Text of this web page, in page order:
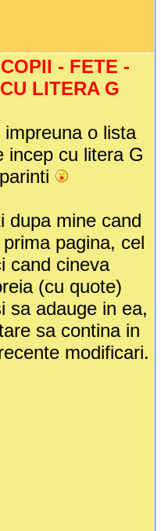
- FETE -
LITERA G
o lista
incep cu litera G
dupa mine cand
pagina, cel
cand cineva
(cu quote)
sa adauge in ea,
sa contina in
modificari.